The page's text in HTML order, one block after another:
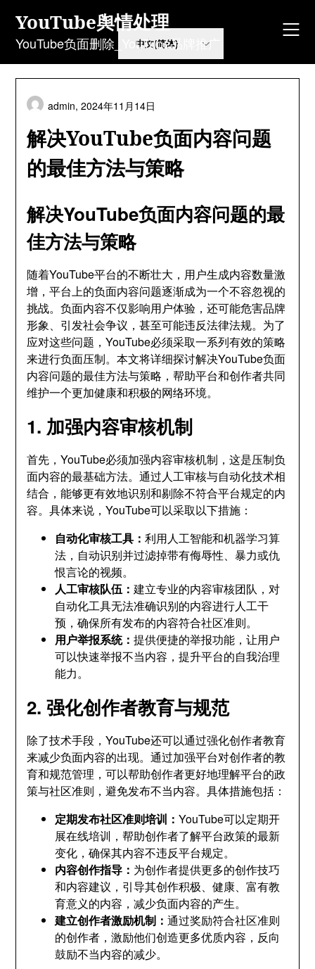
content
YouTube舆情处理
YouTube负面删除_YouTube品牌推广
解决YouTube负面内容问题
的最佳方法与策略
admin,2024年11月14日
解决YouTube负面内容问题的最
佳方法与策略
随着YouTube平台的不断壮大，用户生成内容数量激
增，平台上的负面内容问题逐渐成为一个不容忽视的
挑战。负面内容不仅影响用户体验，还可能危害品牌
形象、引发社会争议，甚至可能违反法律法规。为了
应对这些问题，YouTube必须采取一系列有效的策略
来进行负面压制。本文将详细探讨解决YouTube负面
内容问题的最佳方法与策略，帮助平台和创作者共同
维护一个更加健康和积极的网络环境。
1. 加强内容审核机制
首先，YouTube必须加强内容审核机制，这是压制负
面内容的最基础方法。通过人工审核与自动化技术相
结合，能够更有效地识别和剔除不符合平台规定的内
容。具体来说，YouTube可以采取以下措施：
自动化审核工具：利用人工智能和机器学习算
法，自动识别并过滤掉带有侮辱性、暴力或仇
恨言论的视频。
人工审核队伍：建立专业的内容审核团队，对
自动化工具无法准确识别的内容进行人工干
预，确保所有发布的内容符合社区准则。
用户举报系统：提供便捷的举报功能，让用户
可以快速举报不当内容，提升平台的自我治理
能力。
2. 强化创作者教育与规范
除了技术手段，YouTube还可以通过强化创作者教育
来减少负面内容的出现。通过加强平台对创作者的教
育和规范管理，可以帮助创作者更好地理解平台的政
策与社区准则，避免发布不当内容。具体措施包括：
定期发布社区准则培训：YouTube可以定期开
展在线培训，帮助创作者了解平台政策的最新
变化，确保其内容不违反平台规定。
内容创作指导： 为创作者提供更多的创作技巧
和内容建议，引导其创作积极、健康、富有教
育意义的内容，减少负面内容的产生。
建立创作者激励机制：通过奖励符合社区准则
的创作者，激励他们创造更多优质内容，反向
鼓励不当内容的减少。